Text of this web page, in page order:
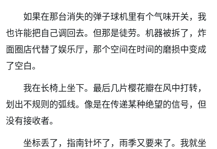
如果在那台消失的弹子球机里有个气味开关，我
也许能把自己调回去。但那是徒劳。机器被拆了，炸
面圈店代替了娱乐厅，那个空间在时间的磨损中变成
了空白。
我在长椅上坐下。最后几片樱花瓣在风中打转，
划出不规则的弧线。像是在传递某种绝望的信号，但
没有接收者。
坐标丢了，指南针坏了，雨季又要来了。我就坐